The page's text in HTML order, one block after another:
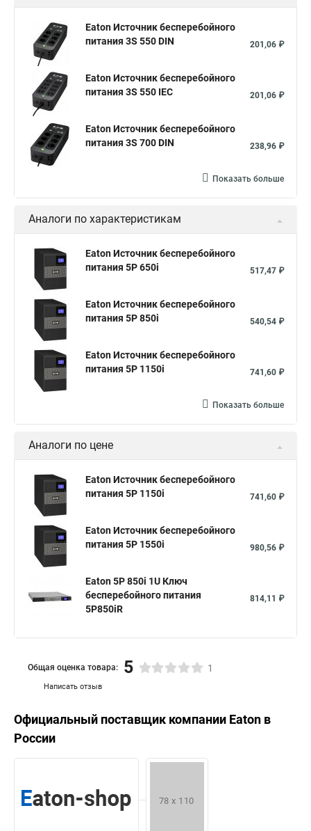
Eaton Источник бесперебойного
питания 3S 550 DIN
201,06 ₽
Eaton Источник бесперебойного
питания 3S 550 IEC
201,06 ₽
Eaton Источник бесперебойного
питания 3S 700 DIN
238,96 ₽
Показать больше
Аналоги по характеристикам
Eaton Источник бесперебойного
питания 5P 650i
517,47 ₽
Eaton Источник бесперебойного
питания 5P 850i
540,54 ₽
Eaton Источник бесперебойного
питания 5P 1150i
741,60 ₽
Показать больше
Аналоги по цене
Eaton Источник бесперебойного
питания 5P 1150i
741,60 ₽
Eaton Источник бесперебойного
питания 5P 1550i
980,56 ₽
Eaton 5P 850i 1U Ключ
бесперебойного питания
5P850iR
814,11 ₽
Написать отзыв
Общая оценка товара: 5 1
Официальный поставщик компании Eaton в
России